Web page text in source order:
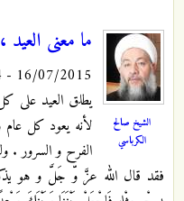
الشيخ صالح
الكرباسي
ما معنى
16/07/2015 - 18:14
يطلق العيد على
لأنه يعود كل عام
الفرح و السرور .
فقد قال الله عزَّ وّ جَلَّ و هو